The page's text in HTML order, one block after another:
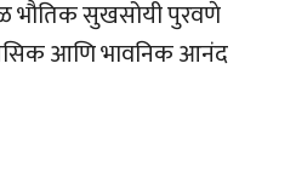
सुखसोयी पुरवणे
आणि भावनिक आनंद